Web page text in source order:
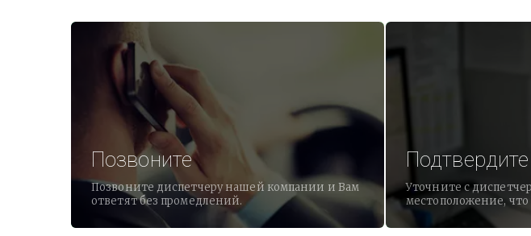
Позвоните
Позвоните диспетчеру нашей компании и Вам
ответят без промедлений.
Подтвердите
Уточните с
местоположение, что